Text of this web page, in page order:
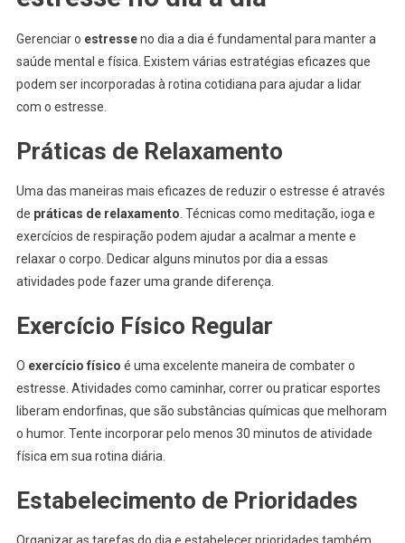
Gerenciar o estresseno dia a dia é fundamental para manter a
saúde mental e física. Existem várias estratégias eficazes que
podem ser incorporadas à rotina cotidiana para ajudar a lidar
com o estresse.
Práticas de Relaxamento
Uma das maneiras mais eficazes de reduzir o estresse é através
de práticas de relaxamento . Técnicas como meditação, ioga e
exercícios de respiração podem ajudar a acalmar a mente e
relaxar o corpo. Dedicar alguns minutos por dia a essas
atividades pode fazer uma grande diferença.
Exercício Físico Regular
O exercício físico é uma excelente maneira de combater o
estresse. Atividades como caminhar, correr ou praticar esportes
liberam endorfinas, que são substâncias químicas que melhoram
o humor. Tente incorporar pelo menos 30 minutos de atividade
física em sua rotina diária.
Estabelecimento de Prioridades
Organizar as tarefas do dia e estabelecer prioridades também